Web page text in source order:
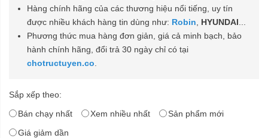
Hàng chính hãng của các thương hiệu nổi tiếng, uy tín
được nhiều khách hàng tin dùng như: Robin HYUNDAI
Phương thức mua hàng đơn giản, giá cả minh bạch, bảo
hành chính hãng, đổi trả 30 ngày chỉ có tại
chotructuyen.co
Sắp xếp theo:
Bán chạy nhất
Xem nhiều nhất
Sản phẩm mới
Giá giảm dần